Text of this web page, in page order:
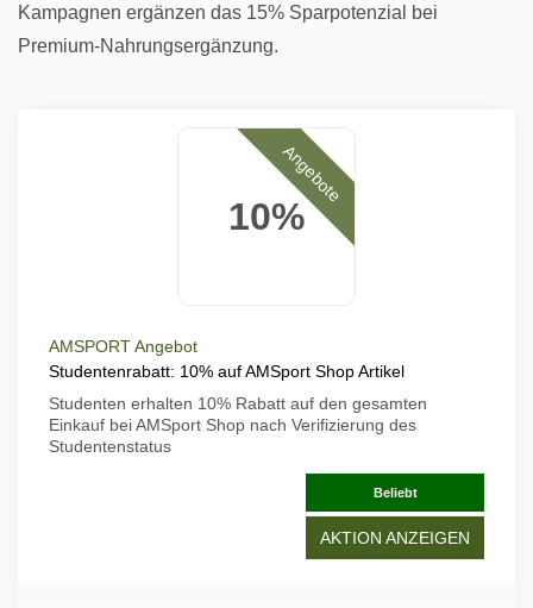
Kampagnen ergänzen das 15% Sparpotenzial bei
Premium-Nahrungsergänzung.
10%
Angebote
AMSPORT Angebot
Studentenrabatt: 10% auf AMSport Shop Artikel
Studenten erhalten 10% Rabatt auf den gesamten
Einkauf bei AMSport Shop nach Verifizierung des
Studentenstatus
Beliebt
AKTION ANZEIGEN